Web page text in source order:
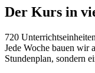
Der Kurs in
720
Jede Woche bauen wir
Stundenplan, sondern